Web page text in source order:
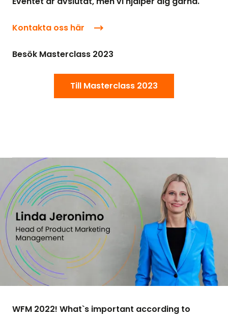
Kontakta oss här
Besök Masterclass 2023
Till Masterclass 2023
WFM 2022! What`s important according to